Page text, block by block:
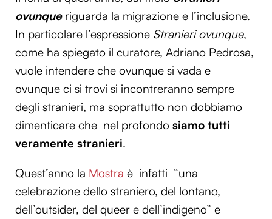
ovunqueriguarda la migrazione e l’inclusione.
In particolare l’espressione Stranieri ovunque,
come ha spiegato il curatore, Adriano Pedrosa,
vuole intendere che ovunque si vada e
ovunque ci si trovi si incontreranno sempre
degli stranieri, ma soprattutto non dobbiamo
dimenticare che nel profondo siamo tutti
veramente stranieri.
Quest’anno la Mostra è infatti “una
celebrazione dello straniero, del lontano,
dell’outsider, del queer e dell’indigeno” e